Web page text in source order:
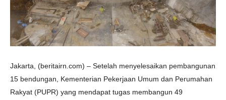
Jakarta, (beritairn.com) – Setelah menyelesaikan pembangunan
15 bendungan, Kementerian Pekerjaan Umum dan Perumahan
Rakyat (PUPR) yang mendapat tugas membangun 49